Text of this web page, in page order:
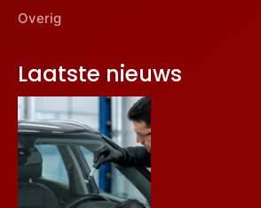
Overig
Laatste nieuws